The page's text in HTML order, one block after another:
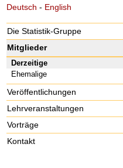
Deutsch - English
Die Statistik-Gruppe
Mitglieder
Derzeitige
Ehemalige
Veröffentlichungen
Lehrveranstaltungen
Vorträge
Kontakt